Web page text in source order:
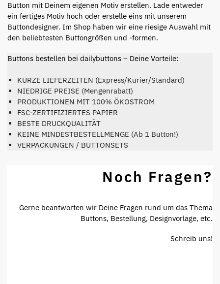
Button mit Deinem eigenen Motiv erstellen. Lade entweder
ein fertiges Motiv hoch oder erstelle eins mit unserem
Buttondesigner. Im Shop haben wir eine riesige Auswahl mit
den beliebtesten Buttongrößen und -formen.
Buttons bestellen bei dailybuttons – Deine Vorteile:
KURZE LIEFERZEITEN (Express/Kurier/Standard)
NIEDRIGE PREISE (Mengenrabatt)
PRODUKTIONEN MIT 100% ÖKOSTROM
FSC-ZERTIFIZIERTES PAPIER
BESTE DRUCKQUALITÄT
KEINE MINDESTBESTELLMENGE (Ab 1 Button!)
VERPACKUNGEN / BUTTONSETS
Noch Fragen?
Gerne beantworten wir Deine Fragen rund um das Thema
Buttons, Bestellung, Designvorlage, etc.
Schreib uns!